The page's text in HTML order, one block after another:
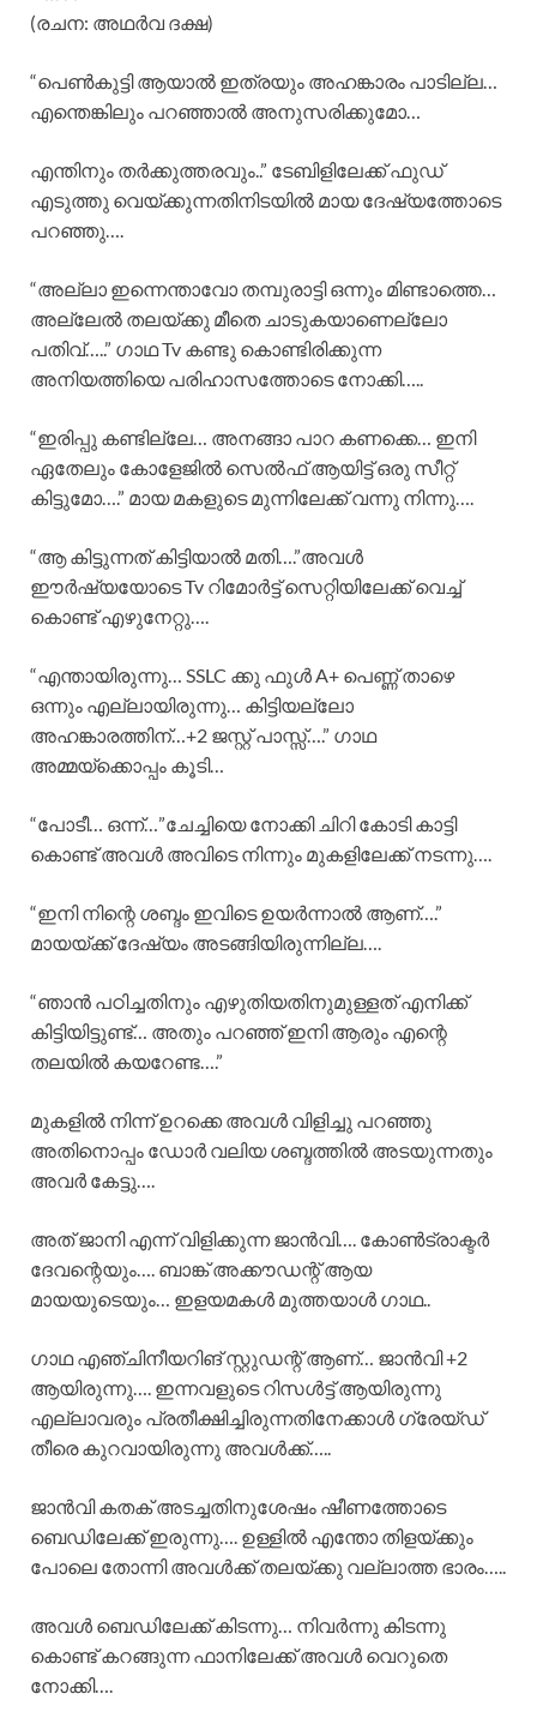
(രചന: അഥർവ ദക്ഷ)
“പെൺകുട്ടി ആയാൽ ഇത്രയും അഹങ്കാരം പാടില്ല…
എന്തെങ്കിലും പറഞ്ഞാൽ അനുസരിക്കുമോ…
എന്തിനും തർക്കുത്തരവും..” ടേബിളിലേക്ക് ഫുഡ്‌
എടുത്തു വെയ്ക്കുന്നതിനിടയിൽ മായ ദേഷ്യത്തോടെ
പറഞ്ഞു….
“അല്ലാ ഇന്നെന്താവോ തമ്പുരാട്ടി ഒന്നും മിണ്ടാത്തെ…
അല്ലേൽ തലയ്ക്കു മീതെ ചാടുകയാണെല്ലോ
പതിവ്…..” ഗാഥ Tv കണ്ടു കൊണ്ടിരിക്കുന്ന
അനിയത്തിയെ പരിഹാസത്തോടെ നോക്കി…..
“ഇരിപ്പു കണ്ടില്ലേ… അനങ്ങാ പാറ കണക്കെ… ഇനി
ഏതേലും കോളേജിൽ സെൽഫ് ആയിട്ട് ഒരു സീറ്റ്
കിട്ടുമോ….” മായ മകളുടെ മുന്നിലേക്ക് വന്നു നിന്നു….
“ആ കിട്ടുന്നത് കിട്ടിയാൽ മതി….”അവൾ
ഈർഷ്യയോടെ Tv റിമോർട്ട് സെറ്റിയിലേക്ക് വെച്ച്
കൊണ്ട് എഴുനേറ്റു….
“എന്തായിരുന്നു… SSLC ക്കു ഫുൾ A+ പെണ്ണ് താഴെ
ഒന്നും എല്ലായിരുന്നു… കിട്ടിയല്ലോ
അഹങ്കാരത്തിന്…+2 ജസ്റ്റ്‌ പാസ്സ്….” ഗാഥ
അമ്മയ്‌ക്കൊപ്പം കൂടി…
“പോടീ… ഒന്ന്…”ചേച്ചിയെ നോക്കി ചിറി കോടി കാട്ടി
കൊണ്ട് അവൾ അവിടെ നിന്നും മുകളിലേക്ക് നടന്നു….
“ഇനി നിന്റെ ശബ്ദം ഇവിടെ ഉയർന്നാൽ ആണ്….”
മായയ്ക്ക് ദേഷ്യം അടങ്ങിയിരുന്നില്ല….
“ഞാൻ പഠിച്ചതിനും എഴുതിയതിനുമുള്ളത് എനിക്ക്
കിട്ടിയിട്ടുണ്ട്… അതും പറഞ്ഞ് ഇനി ആരും എന്റെ
തലയിൽ കയറേണ്ട….”
മുകളിൽ നിന്ന് ഉറക്കെ അവൾ വിളിച്ചു പറഞ്ഞു
അതിനൊപ്പം ഡോർ വലിയ ശബ്ദത്തിൽ അടയുന്നതും
അവർ കേട്ടു….
അത്‌ ജാനി എന്ന് വിളിക്കുന്ന ജാൻവി…. കോൺട്രാക്ടർ
ദേവന്റെയും…. ബാങ്ക് അക്കൗഡന്റ് ആയ
മായയുടെയും… ഇളയമകൾ മുത്തയാൾ ഗാഥ..
ഗാഥ എഞ്ചിനീയറിങ് സ്റ്റുഡന്റ് ആണ്… ജാൻവി +2
ആയിരുന്നു…. ഇന്നവളുടെ റിസൾട്ട്‌ ആയിരുന്നു
എല്ലാവരും പ്രതീക്ഷിച്ചിരുന്നതിനേക്കാൾ ഗ്രേയ്ഡ്
തീരെ കുറവായിരുന്നു അവൾക്ക്…..
ജാൻവി കതക് അടച്ചതിനുശേഷം ഷീണത്തോടെ
ബെഡിലേക്ക് ഇരുന്നു…. ഉള്ളിൽ എന്തോ തിളയ്ക്കും
പോലെ തോന്നി അവൾക്ക് തലയ്ക്കു വല്ലാത്ത ഭാരം…..
അവൾ ബെഡിലേക്ക് കിടന്നു… നിവർന്നു കിടന്നു
കൊണ്ട് കറങ്ങുന്ന ഫാനിലേക്ക് അവൾ വെറുതെ
നോക്കി….